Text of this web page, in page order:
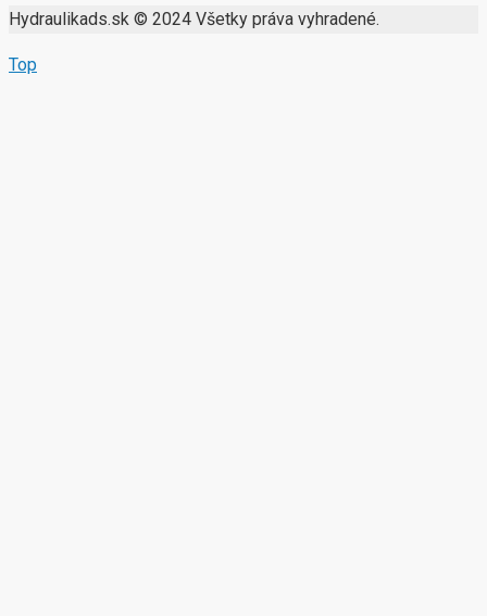
Hydraulikads.sk © 2024 Všetky práva vyhradené.
Top